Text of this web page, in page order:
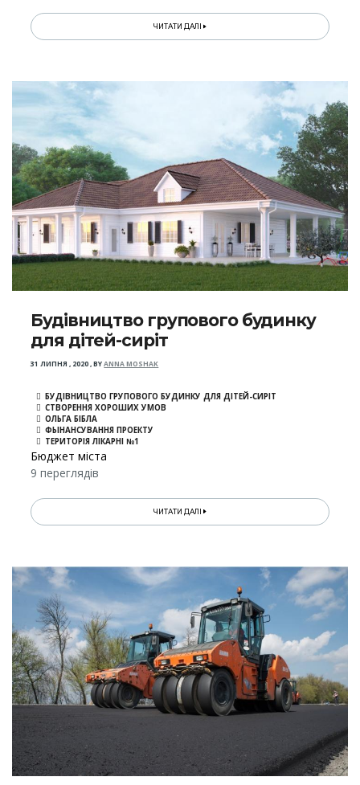
ЧИТАТИ ДАЛІ
Будівництво групового будинку
для дітей-сиріт
31 ЛИПНЯ , 2020,BYANNA MOSHAK
БУДІВНИЦТВО ГРУПОВОГО БУДИНКУ ДЛЯ ДІТЕЙ-СИРІТ
СТВОРЕННЯ ХОРОШИХ УМОВ
ОЛЬГА БІБЛА
ФЫНАНСУВАННЯ ПРОЕКТУ
ТЕРИТОРІЯ ЛІКАРНІ №1
Бюджет міста
9 переглядів
ЧИТАТИ ДАЛІ